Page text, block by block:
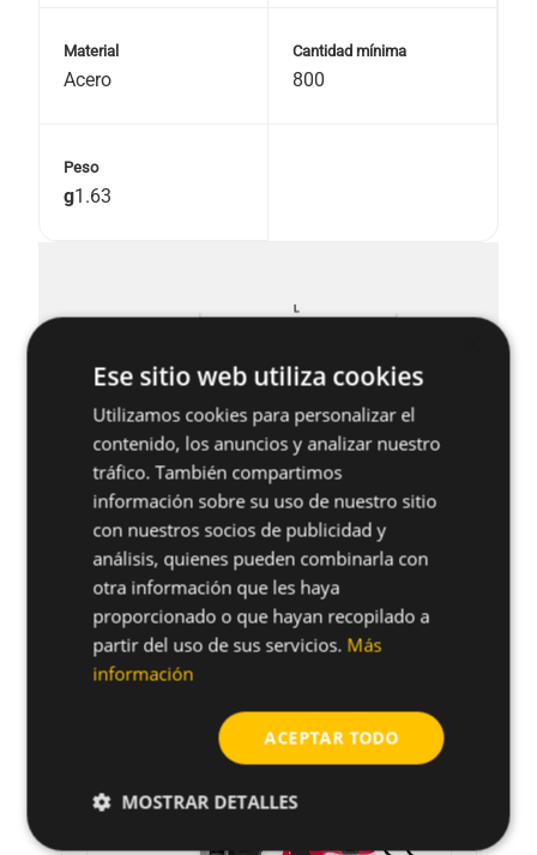
Material
Acero
Cantidad mínima
800
Peso
g1.63
Productos relacionados
Ese sitio web utiliza cookies
Utilizamos cookies para personalizar el
contenido, los anuncios y analizar nuestro
tráfico. También compartimos
información sobre su uso de nuestro sitio
con nuestros socios de publicidad y
análisis, quienes pueden combinarla con
otra información que les haya
proporcionado o que hayan recopilado a
partir del uso de sus servicios. Más
información
ACEPTAR TODO
MOSTRAR DETALLES